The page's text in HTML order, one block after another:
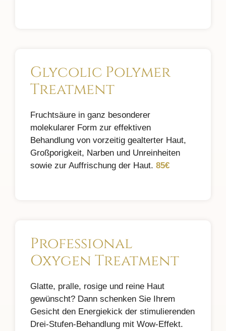
Glycolic Polymer
Treatment
Fruchtsäure in ganz besonderer
molekularer Form zur effektiven
Behandlung von vorzeitig gealterter Haut,
Großporigkeit, Narben und Unreinheiten
sowie zur Auffrischung der Haut. 85€
Professional
Oxygen Treatment
Glatte, pralle, rosige und reine Haut
gewünscht? Dann schenken Sie Ihrem
Gesicht den Energiekick der stimulierenden
Drei-Stufen-Behandlung mit Wow-Effekt.